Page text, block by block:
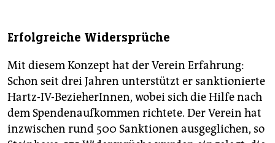
Erfolgreiche Widersprüche
Mit diesem Konzept hat der Verein Erfahrung:
Schon seit drei Jahren unterstützt er sanktionierte
Hartz-IV-BezieherInnen, wobei sich die Hilfe nach
dem Spendenaufkommen richtete. Der Verein hat
inzwischen rund 500 Sanktionen ausgeglichen, so